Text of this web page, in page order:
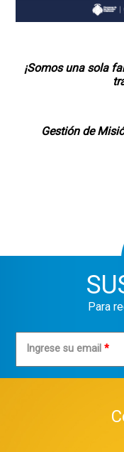
¡Somos una sola
Gestión de
Para
Ingrese su email*